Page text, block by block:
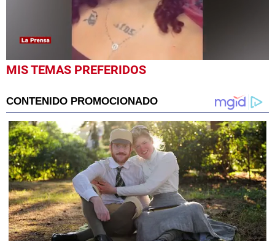
0
seconds
seconds
MIS TEMAS PREFERIDOS